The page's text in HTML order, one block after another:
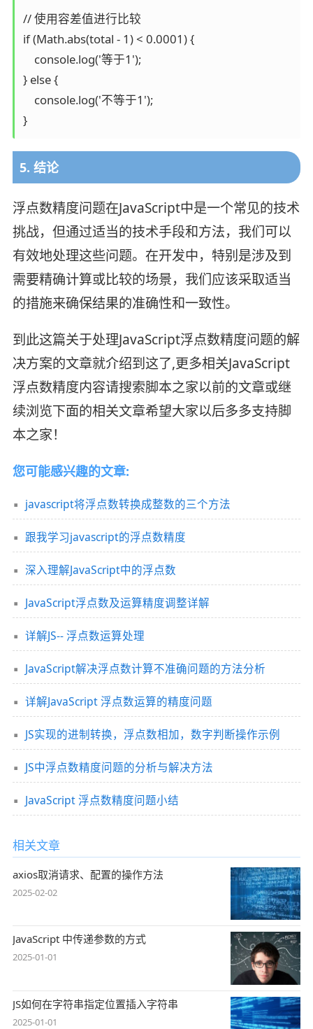
// 使用容差值进行比较
if (Math.abs(total - 1) < 0.0001) {
    console.log('等于1');
} else {
    console.log('不等于1');
}
5. 结论
浮点数精度问题在JavaScript中是一个常见的技术
挑战，但通过适当的技术手段和方法，我们可以
有效地处理这些问题。在开发中，特别是涉及到
需要精确计算或比较的场景，我们应该采取适当
的措施来确保结果的准确性和一致性。
到此这篇关于处理JavaScript浮点数精度问题的解
决方案的文章就介绍到这了,更多相关JavaScript
浮点数精度内容请搜索脚本之家以前的文章或继
续浏览下面的相关文章希望大家以后多多支持脚
本之家！
您可能感兴趣的文章:
javascript将浮点数转换成整数的三个方法
跟我学习javascript的浮点数精度
深入理解JavaScript中的浮点数
JavaScript浮点数及运算精度调整详解
详解JS-- 浮点数运算处理
JavaScript解决浮点数计算不准确问题的方法分析
详解JavaScript 浮点数运算的精度问题
JS实现的进制转换，浮点数相加，数字判断操作示例
JS中浮点数精度问题的分析与解决方法
JavaScript 浮点数精度问题小结
相关文章
axios取消请求、配置的操作方法
2025-02-02
JavaScript 中传递参数的方式
2025-01-01
JS如何在字符串指定位置插入字符串
2025-01-01